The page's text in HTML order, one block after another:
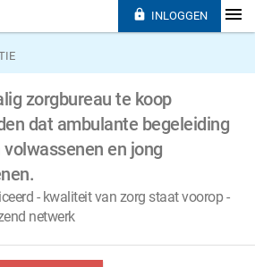
zorgbureau te koop
dat ambulante begeleiding
en jong
- kwaliteit van zorg staat voorop -
netwerk
 INLOGGEN